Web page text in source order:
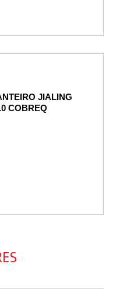
JIALING
COBREQ